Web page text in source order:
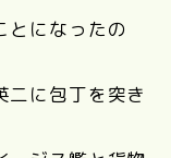
とになったの
二に包丁を突き